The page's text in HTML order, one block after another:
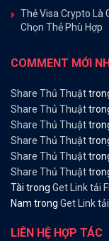
Thẻ Visa Crypto Là
Chọn Thẻ Phù Hợp
COMMENT MỚI
Share Thủ Thuật
Share Thủ Thuật
Share Thủ Thuật
Share Thủ Thuật
Share Thủ Thuật
Share Thủ Thuật
Tài trong Get Link tải
Nam trong Get Link
LIÊN HỆ HỢP TÁC